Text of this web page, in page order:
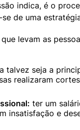
indica, é o
de uma
levam as
talvez seja a
realizaram
ter um
insatisfação e